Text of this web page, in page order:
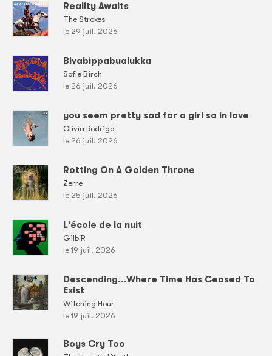
Reality Awaits
The Strokes
le 29 juil. 2026
Bivabippabualukka
Sofie Birch
le 26 juil. 2026
you seem pretty sad for a girl so in love
Olivia Rodrigo
le 26 juil. 2026
Rotting On A Golden Throne
Zerre
le 25 juil. 2026
L'école de la nuit
Gilb'R
le 19 juil. 2026
Descending...Where Time Has Ceased To
Exist
Witching Hour
le 19 juil. 2026
Boys Cry Too